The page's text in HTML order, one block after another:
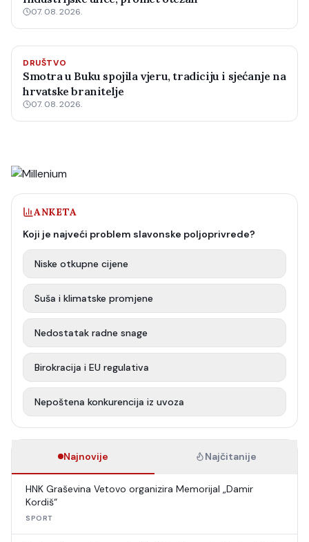
07. 08. 2026.
DRUŠTVO
Smotra u Buku spojila vjeru, tradiciju i sjećanje na
hrvatske branitelje
07. 08. 2026.
ANKETA
Koji je najveći problem slavonske poljoprivrede?
Niske otkupne cijene
Suša i klimatske promjene
Nedostatak radne snage
Birokracija i EU regulativa
Nepoštena konkurencija iz uvoza
Najnovije Najčitanije
HNK Graševina Vetovo organizira Memorijal „Damir
Kordiš“
SPORT